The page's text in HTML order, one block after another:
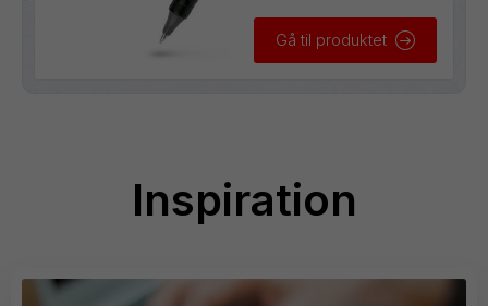
Gå til produktet
Inspiration